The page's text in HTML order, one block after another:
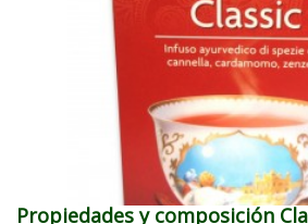
Propiedades y composición